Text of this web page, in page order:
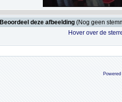
Beoordeel deze afbeelding (Nog geen
Hover over de